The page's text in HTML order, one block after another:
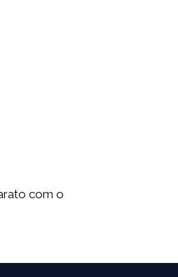
com o